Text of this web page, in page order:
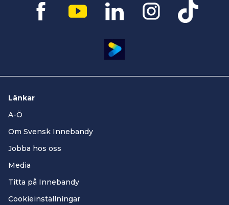
Länkar
A-Ö
Om Svensk Innebandy
Jobba hos oss
Media
Titta på Innebandy
Cookieinställningar